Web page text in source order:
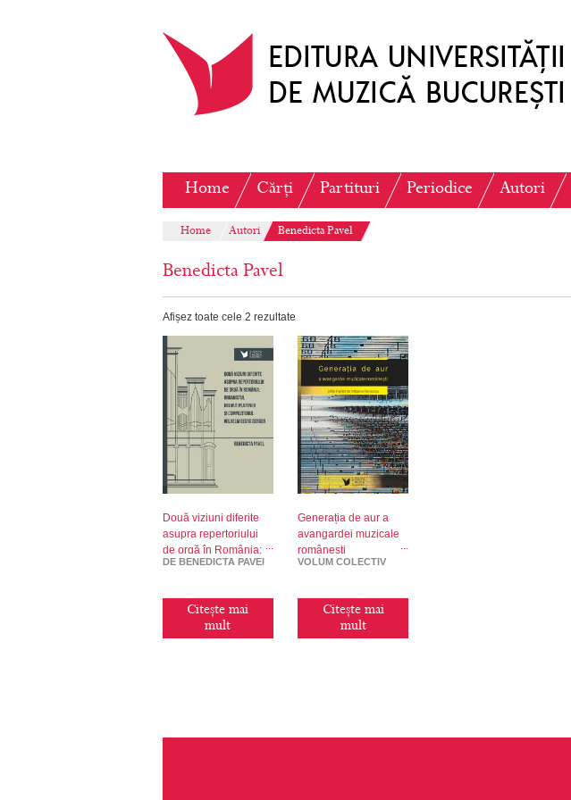
Home Cărți Partituri Periodice Autori
Home Autori Benedicta Pavel
Benedicta Pavel
Afișez toate cele 2 rezultate
Două viziuni diferite
asupra repertoriului
de orgă în România:
organistul Helmut
compozitorul Wilhelm
Georg Berger
DE BENEDICTA PAVEL
Citește mai
mult
Generația de aur a
avangardei muzicale
românești
VOLUM COLECTIV
Citește mai
mult